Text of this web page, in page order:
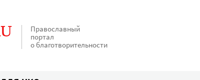
Православный
портал
о благотворительности